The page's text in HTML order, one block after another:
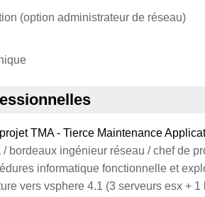
(option administrateur de réseau)
TMA - Tierce Maintenance
/ bordeaux ingénieur réseau / chef de
informatique fonctionnelle et
vers vsphere 4.1 (3 serveurs esx +